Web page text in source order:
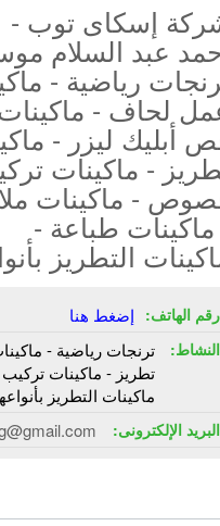
إسكاى توب -
عبد السلام
رياضية -
لحاف -
أبليك ليزر -
- ماكينات
- ماكينات
طباعة -
التطريز
رقم الهاتف: إضغط هنا
النشاط:
ترنجات رياضية -
تطريز - ماكينات
ماكينات التطريز
البريد الإلكترونى: